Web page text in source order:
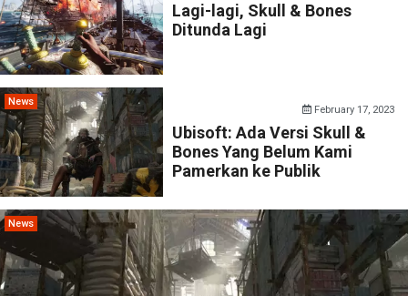
Lagi-lagi, Skull & Bones
Ditunda Lagi
News
February 17, 2023
Ubisoft: Ada Versi Skull &
Bones Yang Belum Kami
Pamerkan ke Publik
News